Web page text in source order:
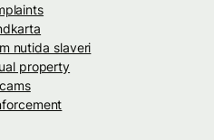
nutida slaveri
property